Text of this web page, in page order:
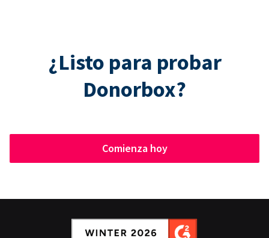
¿Listo para probar
Donorbox?
Comienza hoy